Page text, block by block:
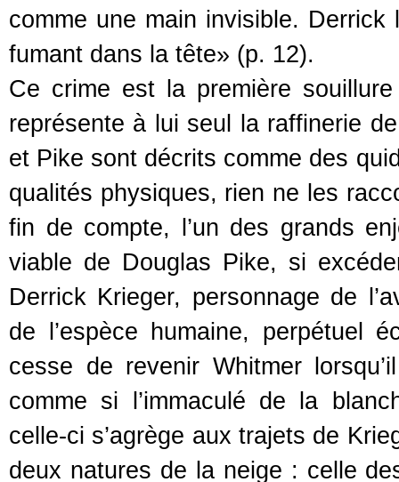
comme une main invisible.
fumant dans la tête» (p. 12).
Ce crime est la première
représente à lui seul la raffinerie
et Pike sont décrits comme des
qualités physiques, rien ne les
fin de compte, l’un des grands
viable de Douglas Pike, si
Derrick Krieger, personnage de
de l’espèce humaine, perpétuel
cesse de revenir Whitmer
comme si l’immaculé de la
celle-ci s’agrège aux trajets de
deux natures de la neige : celle